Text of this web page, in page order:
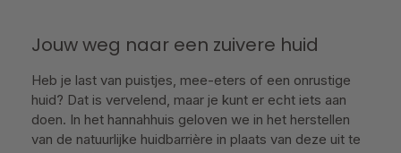
Jouw weg naar een zuivere huid
Heb je last van puistjes, mee-eters of een onrustige
huid? Dat is vervelend, maar je kunt er echt iets aan
doen. In het hannahhuis geloven we in het herstellen
van de natuurlijke huidbarrière in plaats van deze uit te